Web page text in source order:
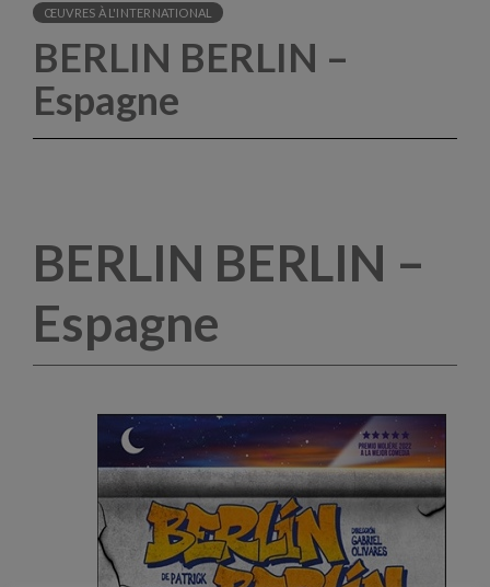
ŒUVRES À L'INTERNATIONAL
BERLIN BERLIN –
Espagne
BERLIN BERLIN –
Espagne